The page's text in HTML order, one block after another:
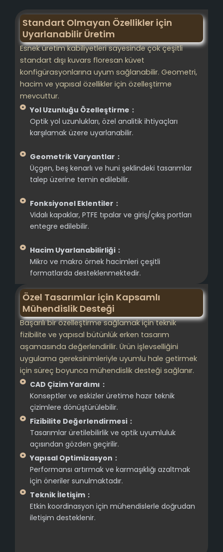
Standart Olmayan Özellikler için
Uyarlanabilir Üretim
Esnek üretim kabiliyetleri sayesinde çok çeşitli
standart dışı kuvars floresan küvet
konfigürasyonlarına uyum sağlanabilir. Geometri,
hacim ve yapısal özellikler için özelleştirme
mevcuttur.
Yol Uzunluğu Özelleştirme：
Optik yol uzunlukları, özel analitik ihtiyaçları
karşılamak üzere uyarlanabilir.
Geometrik Varyantlar：
Üçgen, beş kenarlı ve huni şeklindeki tasarımlar
talep üzerine temin edilebilir.
Fonksiyonel Eklentiler：
Vidalı kapaklar, PTFE tıpalar ve giriş/çıkış portları
entegre edilebilir.
Hacim Uyarlanabilirliği：
Mikro ve makro örnek hacimleri çeşitli
formatlarda desteklenmektedir.
Özel Tasarımlar için Kapsamlı
Mühendislik Desteği
Başarılı bir özelleştirme sağlamak için teknik
fizibilite ve yapısal bütünlük erken tasarım
aşamasında değerlendirilir. Ürün işlevselliğini
uygulama gereksinimleriyle uyumlu hale getirmek
için süreç boyunca mühendislik desteği sağlanır.
CAD Çizim Yardımı：
Konseptler ve eskizler üretime hazır teknik
çizimlere dönüştürülebilir.
Fizibilite Değerlendirmesi：
Tasarımlar üretilebilirlik ve optik uyumluluk
açısından gözden geçirilir.
Yapısal Optimizasyon：
Performansı artırmak ve karmaşıklığı azaltmak
için öneriler sunulmaktadır.
Teknik İletişim：
Etkin koordinasyon için mühendislerle doğrudan
iletişim desteklenir.